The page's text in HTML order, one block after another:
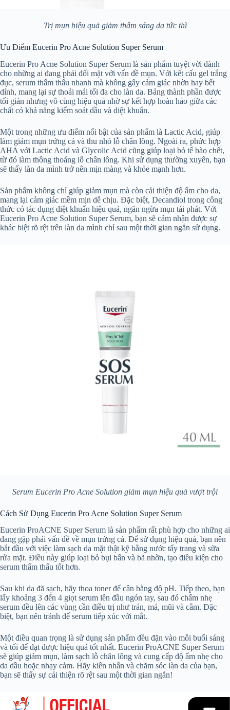
Trị mụn hiệu quả giảm thâm sáng da tức thì
Ưu Điểm Eucerin Pro Acne Solution Super Serum
Eucerin Pro Acne Solution Super Serum là sản phẩm tuyệt vời dành
cho những ai đang phải đối mặt với vấn đề mụn. Với kết cấu gel trắng
đục, serum thẩm thấu nhanh mà không gây cảm giác nhờn hay bết
dính, mang lại sự thoải mái tối đa cho làn da. Bảng thành phần được
tối giản nhưng vô cùng hiệu quả nhờ sự kết hợp hoàn hảo giữa các
chất có khả năng kiểm soát dầu và diệt khuẩn.
Một trong những ưu điểm nổi bật của sản phẩm là Lactic Acid, giúp
làm giảm mụn trứng cá và thu nhỏ lỗ chân lông. Ngoài ra, phức hợp
AHA với Lactic Acid và Glycolic Acid cũng giúp loại bỏ tế bào chết,
từ đó làm thông thoáng lỗ chân lông. Khi sử dụng thường xuyên, bạn
sẽ thấy làn da mình trở nên mịn màng và khỏe mạnh hơn.
Sản phẩm không chỉ giúp giảm mụn mà còn cải thiện độ ẩm cho da,
mang lại cảm giác mềm mịn dễ chịu. Đặc biệt, Decandiol trong công
thức có tác dụng diệt khuẩn hiệu quả, ngăn ngừa mụn tái phát. Với
Eucerin Pro Acne Solution Super Serum, bạn sẽ cảm nhận được sự
khác biệt rõ rệt trên làn da mình chỉ sau một thời gian ngắn sử dụng.
Serum Eucerin Pro Acne Solution giảm mụn hiệu quả vượt trội
Cách Sử Dụng Eucerin Pro Acne Solution Super Serum
Eucerin ProACNE Super Serum là sản phẩm rất phù hợp cho những ai
đang gặp phải vấn đề về mụn trứng cá. Để sử dụng hiệu quả, bạn nên
bắt đầu với việc làm sạch da mặt thật kỹ bằng nước tẩy trang và sữa
rửa mặt. Điều này giúp loại bỏ bụi bẩn và bã nhờn, tạo điều kiện cho
serum thẩm thấu tốt hơn.
Sau khi da đã sạch, hãy thoa toner để cân bằng độ pH. Tiếp theo, bạn
lấy khoảng 3 đến 4 giọt serum lên đầu ngón tay, sau đó chấm nhẹ
serum đều lên các vùng cần điều trị như trán, má, mũi và cằm. Đặc
biệt, bạn nên tránh để serum tiếp xúc với mắt.
Một điều quan trọng là sử dụng sản phẩm đều đặn vào mỗi buổi sáng
và tối để đạt được hiệu quả tốt nhất. Eucerin ProACNE Super Serum
sẽ giúp giảm mụn, làm sạch lỗ chân lông và cung cấp độ ẩm nhẹ cho
da dầu hoặc nhạy cảm. Hãy kiên nhẫn và chăm sóc làn da của bạn,
bạn sẽ thấy sự cải thiện rõ rệt sau một thời gian ngắn!